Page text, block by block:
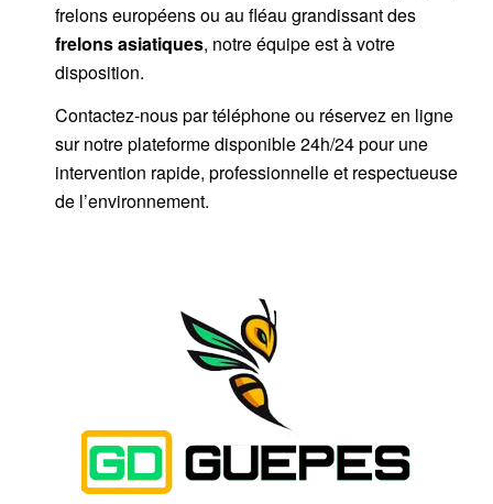
frelons européens ou au fléau grandissant des
frelons asiatiques, notre équipe est à votre
disposition.
Contactez-nous partéléphoneou réservez en ligne
sur notre plateforme disponible 24h/24pour une
intervention rapide, professionnelle et respectueuse
de l’environnement.